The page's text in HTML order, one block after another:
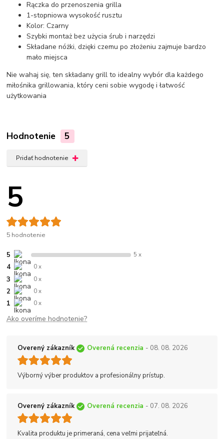
Rączka do przenoszenia grilla
1-stopniowa wysokość rusztu
Kolor: Czarny
Szybki montaż bez użycia śrub i narzędzi
Składane nóżki, dzięki czemu po złożeniu zajmuje bardzo
mało miejsca
Nie wahaj się, ten składany grill to idealny wybór dla każdego
miłośnika grillowania, który ceni sobie wygodę i łatwość
użytkowania
Hodnotenie 5
Pridať hodnotenie
5
5 hodnotenie
5 5 x
4 0 x
3 0 x
2 0 x
1 0 x
Ako overíme hodnotenie?
Overený zákazník Overená recenzia - 08. 08. 2026
Výborný výber produktov a profesionálny prístup.
Overený zákazník Overená recenzia - 07. 08. 2026
Kvalita produktu je primeraná, cena veľmi prijateľná.